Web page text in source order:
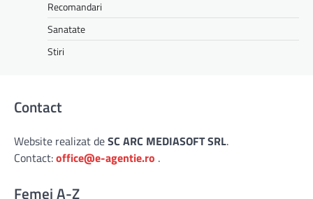
Recomandari
Sanatate
Stiri
Contact
Website realizat deSC ARC MEDIASOFT SRL.
Contact:office@e-agentie.ro .
Femei A-Z